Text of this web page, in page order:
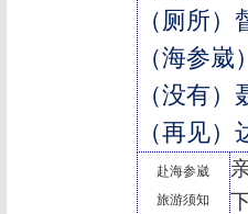
（厕所）
（海参崴
（没有）
（再见）
赴海参崴
旅游须知